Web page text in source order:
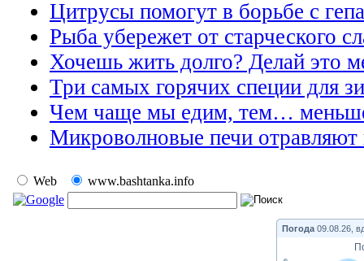
Цитрусы помогут в борьбе с
Рыба убережет от старческого
Хочешь жить долго? Делай это
Три самых горячих специи для
Чем чаще мы едим, тем…
Микроволновые печи
Web www.bashtanka.info
Погода 09.08.26,